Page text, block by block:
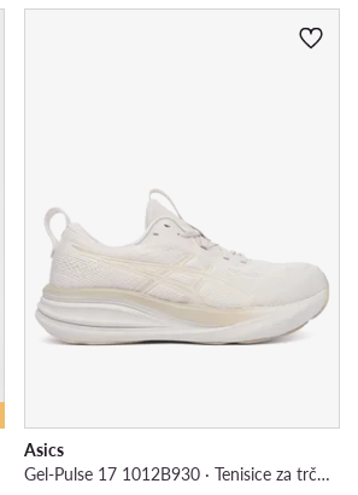
Asics
Gel-Pulse 17 1012B930 · Tenisice za trčanje